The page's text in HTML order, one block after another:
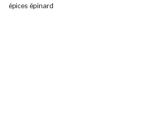
épices épinard